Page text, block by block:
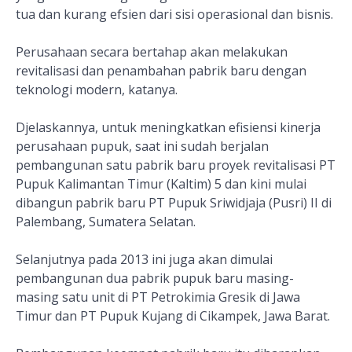
tua dan kurang efsien dari sisi operasional dan bisnis.
Perusahaan secara bertahap akan melakukan
revitalisasi dan penambahan pabrik baru dengan
teknologi modern, katanya.
Djelaskannya, untuk meningkatkan efisiensi kinerja
perusahaan pupuk, saat ini sudah berjalan
pembangunan satu pabrik baru proyek revitalisasi PT
Pupuk Kalimantan Timur (Kaltim) 5 dan kini mulai
dibangun pabrik baru PT Pupuk Sriwidjaja (Pusri) II di
Palembang, Sumatera Selatan.
Selanjutnya pada 2013 ini juga akan dimulai
pembangunan dua pabrik pupuk baru masing-
masing satu unit di PT Petrokimia Gresik di Jawa
Timur dan PT Pupuk Kujang di Cikampek, Jawa Barat.